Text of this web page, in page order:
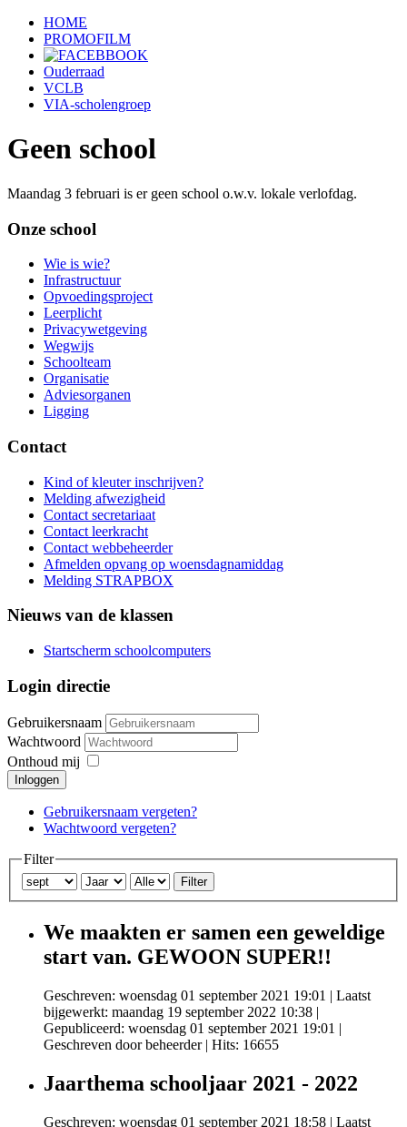
HOME
PROMOFILM
Ouderraad
VCLB
VIA-scholengroep
Geen school
Maandag 3 februari is er geen school o.w.v. lokale verlofdag.
Onze school
Wie is wie?
Infrastructuur
Opvoedingsproject
Leerplicht
Privacywetgeving
Wegwijs
Schoolteam
Organisatie
Adviesorganen
Ligging
Contact
Kind of kleuter inschrijven?
Melding afwezigheid
Contact secretariaat
Contact leerkracht
Contact webbeheerder
Afmelden opvang op woensdagnamiddag
Melding STRAPBOX
Nieuws van de klassen
Startscherm schoolcomputers
Login directie
Gebruikersnaam
Wachtwoord
Onthoud mij
Inloggen
Gebruikersnaam vergeten?
Wachtwoord vergeten?
Filter
Filter
We maakten er samen een geweldige
start van. GEWOON SUPER!!
Geschreven: woensdag 01 september 2021 19:01 | Laatst
bijgewerkt: maandag 19 september 2022 10:38 |
Gepubliceerd: woensdag 01 september 2021 19:01 |
Geschreven door beheerder| Hits: 16655
Jaarthema schooljaar 2021 - 2022
Geschreven: woensdag 01 september 2021 18:58 | Laatst